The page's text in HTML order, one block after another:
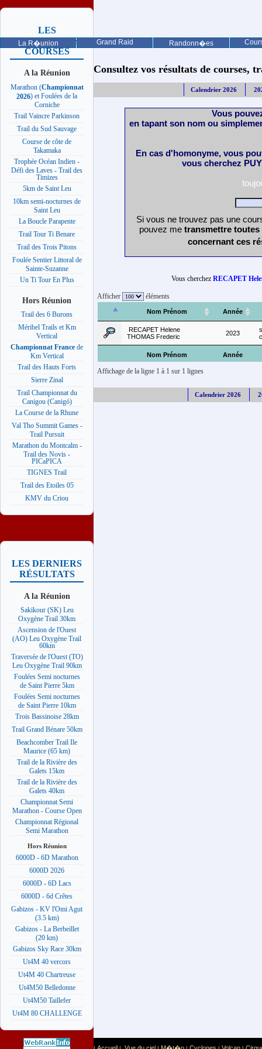
La R�union Grand Raid Randonn�es
LES
PROCHAINES
COURSES
A la Réunion
Marathon (Championnat
2026) et Foulées de la
Corniche
Trail Vaincre Parkinson
Trail du Sud Sauvage
Course de côte de
Takamaka
Trophée Océan Indien -
Défi des Laves - Trail des
Timizes
5km de Saint Leu
10km semi-nocturnes de
Saint Leu
La Boucle Parapente
Trail Tour Ti Benare
Trail des Trois Pitons
Foulée Sentier Littoral de
Sainte-Suzanne
Un Ti Tour En Plus
Hors Réunion
Trail des 6 Burons
Méribel Trails et Km
Vertical
Championnat France de
Km Vertical
Trail des Hauts Forts
Sierre Zinal
Trail Championnat du
Canigou (Canigó)
La Course de la Rhune
Val Tho Summit Games -
Trail Pursuit
Marathon du Montcalm -
Trail des Novis -
PICaPICA
TIGNES Trail
Trail des Etoiles 05
KMV du Criou
LES DERNIERS
RÉSULTATS
A la Réunion
Sakikour (SK) Leu
Oxygène Trail 30km
Ascension de l'Ouest
(AO) Leu Oxygène Trail
60km
Traversée de l'Ouest (TO)
Leu Oxygène Trail 90km
Foulées Semi nocturnes
de Saint Pierre 5km
Foulées Semi nocturnes
de Saint Pierre 10km
Trois Bassinoise 28km
Trail Grand Bénare 50km
Beachcomber Trail Ile
Maurice (65 km)
Trail de la Rivière des
Galets 15km
Trail de la Rivière des
Galets 40km
Championnat Semi
Marathon - Course Open
Championnat Régional
Semi Marathon
Hors Réunion
6000D - 6D Marathon
6000D 2026
6000D - 6D Lacs
6000D - 6d Crêtes
Gabizos - KV l'Omi Agut
(3.5 km)
Gabizos - La Berbeillet
(20 km)
Gabizos Sky Race 30km
Ut4M 40 vercors
Ut4M 40 Chartreuse
Ut4M50 Belledonne
Ut4M50 Taillefer
Ut4M 80 CHALLENGE
Consultez vos résultats de courses,
Calendrier 2026
Vous
en tapant son nom ou
En cas d'homonyme, vous
vous cherchez
Si vous ne trouvez pas une
pouvez me transmettre
concernant ces
Vous cherchez RECAPET
Afficher éléments
Nom Prénom Année
Nom Prénom Année
RECAPET Helene
THOMAS Frederic
2023
Affichage de la ligne 1 à 1 sur 1 lignes
Calendrier 2026